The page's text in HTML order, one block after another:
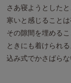
さあ寝ようとした
寒いと感じること
その隙間を埋める
ときにも着けられ
込み式でかさばら